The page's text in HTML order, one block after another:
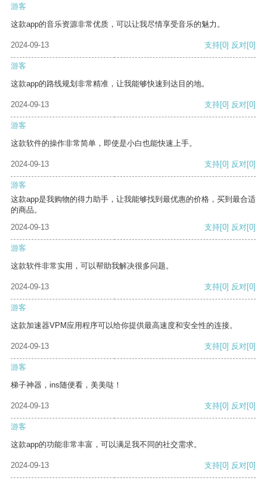
游客
这款app的音乐资源非常优质，可以让我尽情享受音乐的魅力。
2024-09-13 支持[0] 反对[0]
游客
这款app的路线规划非常精准，让我能够快速到达目的地。
2024-09-13 支持[0] 反对[0]
游客
这款软件的操作非常简单，即使是小白也能快速上手。
2024-09-13 支持[0] 反对[0]
游客
这款app是我购物的得力助手，让我能够找到最优惠的价格，买到最合适
的商品。
2024-09-13
支持[0] 反对[0]
游客
这款软件非常实用，可以帮助我解决很多问题。
2024-09-13 支持[0] 反对[0]
游客
这款加速器VPM应用程序可以给你提供最高速度和安全性的连接。
2024-09-13 支持[0] 反对[0]
游客
梯子神器，ins随便看，美美哒！
2024-09-13 支持[0] 反对[0]
游客
这款app的功能非常丰富，可以满足我不同的社交需求。
2024-09-13 支持[0] 反对[0]